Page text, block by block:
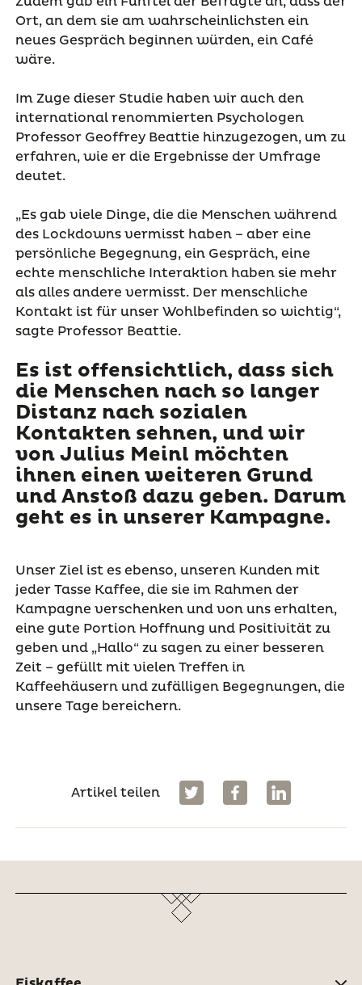
Ort, an dem sie am wahrscheinlichsten ein
neues Gespräch beginnen würden, ein Café
wäre.
Im Zuge dieser Studie haben wir auch den
international renommierten Psychologen
Professor Geoffrey Beattie hinzugezogen, um zu
erfahren, wie er die Ergebnisse der Umfrage
deutet.
„Es gab viele Dinge, die die Menschen während
des Lockdowns vermisst haben – aber eine
persönliche Begegnung, ein Gespräch, eine
echte menschliche Interaktion haben sie mehr
als alles andere vermisst. Der menschliche
Kontakt ist für unser Wohlbefinden so wichtig“,
sagte Professor Beattie.
Es ist offensichtlich, dass sich
die Menschen nach so langer
Distanz nach sozialen
Kontakten sehnen, und wir
von Julius Meinl möchten
ihnen einen weiteren Grund
und Anstoß dazu geben. Darum
geht es in unserer Kampagne.
Unser Ziel ist es ebenso, unseren Kunden mit
jeder Tasse Kaffee, die sie im Rahmen der
Kampagne verschenken und von uns erhalten,
eine gute Portion Hoffnung und Positivität zu
geben und „Hallo“ zu sagen zu einer besseren
Zeit – gefüllt mit vielen Treffen in
Kaffeehäusern und zufälligen Begegnungen, die
unsere Tage bereichern.
Artikel teilen